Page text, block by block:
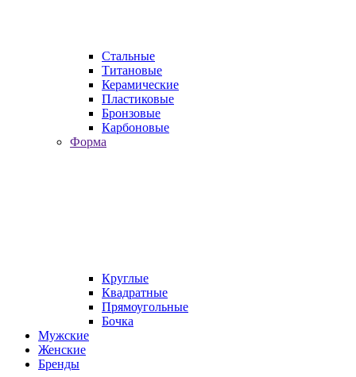
Стальные
Титановые
Керамические
Пластиковые
Бронзовые
Карбоновые
Форма
Круглые
Квадратные
Прямоугольные
Бочка
Мужские
Женские
Бренды